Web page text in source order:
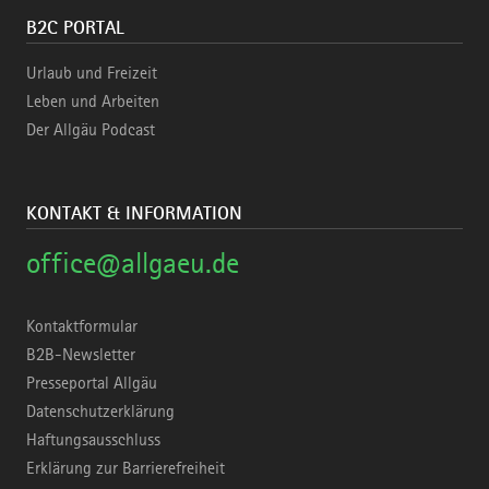
B2C PORTAL
Urlaub und Freizeit
Leben und Arbeiten
Der Allgäu Podcast
KONTAKT & INFORMATION
office@allgaeu.de
Kontaktformular
B2B-Newsletter
Presseportal Allgäu
Datenschutzerklärung
Haftungsausschluss
Erklärung zur Barrierefreiheit